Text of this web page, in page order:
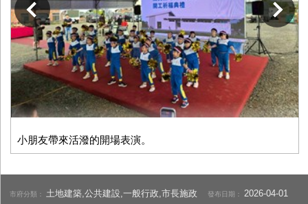
小朋友帶來活潑的開場表演。
下一張
市府分類： 土地建築,公共建設,一般行政,市長施政 發布日期： 2026-04-01